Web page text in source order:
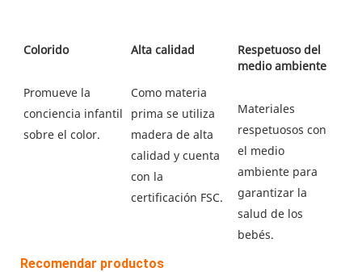
Promueve la
conciencia infantil
Como materia
prima se utiliza
madera de alta
calidad y cuenta
con la
Respetuoso del
Materiales
respetuosos con
el medio
ambiente para
garantizar la
salud de los
Recomendar productos